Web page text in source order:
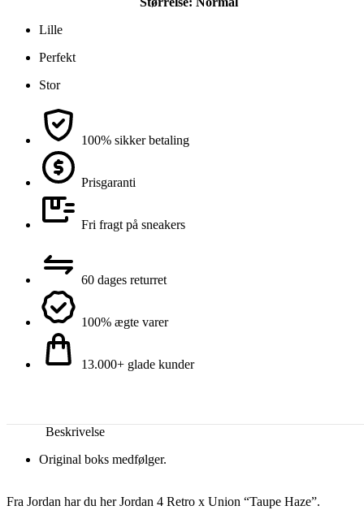
Lille
Perfekt
Stor
100% sikker betaling
Prisgaranti
Fri fragt på sneakers
60 dages returret
100% ægte varer
13.000+ glade kunder
Beskrivelse
Original boks medfølger.
Fra Jordan har du her Jordan 4 Retro x Union “Taupe Haze”.